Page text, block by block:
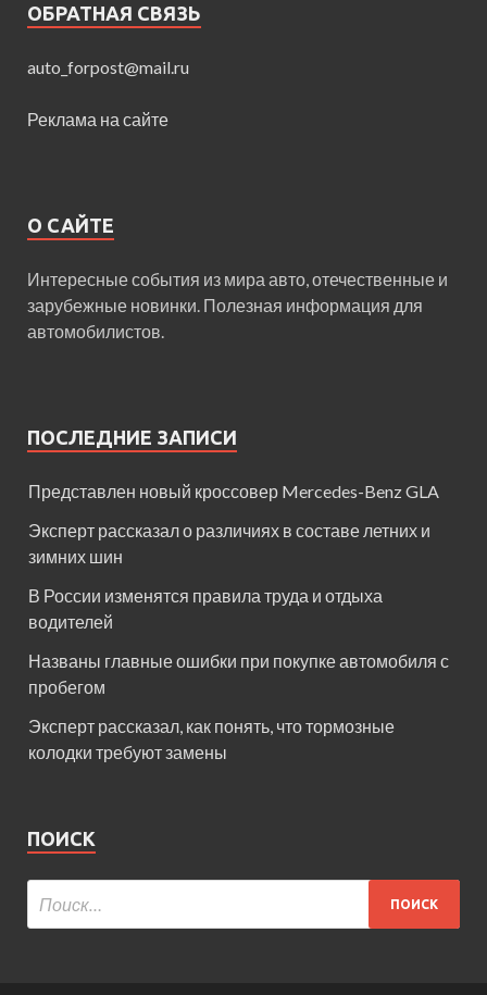
ОБРАТНАЯ СВЯЗЬ
auto_forpost@mail.ru
Реклама на сайте
О САЙТЕ
Интересные события из мира авто, отечественные и
зарубежные новинки. Полезная информация для
автомобилистов.
ПОСЛЕДНИЕ ЗАПИСИ
Представлен новый кроссовер Mercedes-Benz GLA
Эксперт рассказал о различиях в составе летних и
зимних шин
В России изменятся правила труда и отдыха
водителей
Названы главные ошибки при покупке автомобиля с
пробегом
Эксперт рассказал, как понять, что тормозные
колодки требуют замены
ПОИСК